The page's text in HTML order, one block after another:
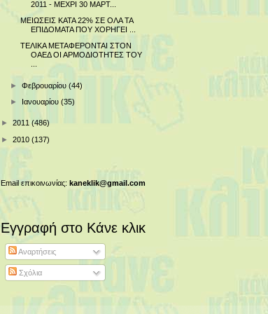
2011 - ΜΕΧΡΙ 30 ΜΑΡΤ...
ΜΕΙΩΣΕΙΣ ΚΑΤΑ 22% ΣΕ ΟΛΑ ΤΑ
ΕΠΙΔΟΜΑΤΑ ΠΟΥ ΧΟΡΗΓΕΙ ...
ΤΕΛΙΚΑ ΜΕΤΑΦΕΡΟΝΤΑΙ ΣΤΟΝ
ΟΑΕΔ ΟΙ ΑΡΜΟΔΙΟΤΗΤΕΣ ΤΟΥ
...
►Φεβρουαρίου(44)
► Ιανουαρίου(35)
► 2011 (486)
► 2010 (137)
Email επικοινωνίας: kaneklik@gmail.com
Εγγραφή στο Κάνε κλικ
Αναρτήσεις
Σχόλια